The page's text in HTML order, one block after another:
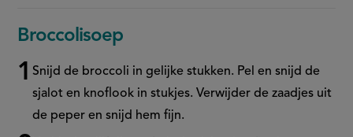
Broccolisoep
Snijd de broccoli in gelijke stukken. Pel en snijd de
sjalot en knoflook in stukjes. Verwijder de zaadjes uit
de peper en snijd hem fijn.